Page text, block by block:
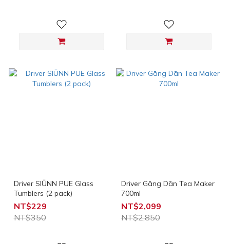
Driver SIŪNN PUE Glass
Tumblers (2 pack)
NT$229
NT$350
Driver Gāng Dān Tea Maker
700ml
NT$2,099
NT$2,850